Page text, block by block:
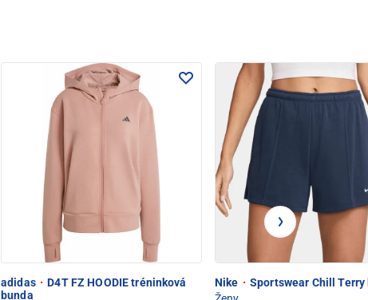
adidas · D4T FZ HOODIE tréninková
bunda
Nike · Sportswear Chill Terry